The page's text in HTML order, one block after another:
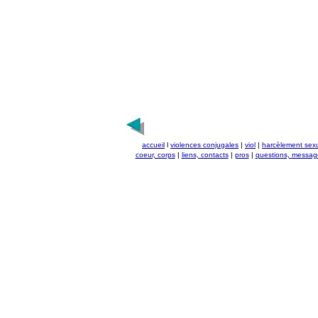
accueil l violences conjugales | viol | harcèlement
coeur, corps| liens, contacts| pros| questions,